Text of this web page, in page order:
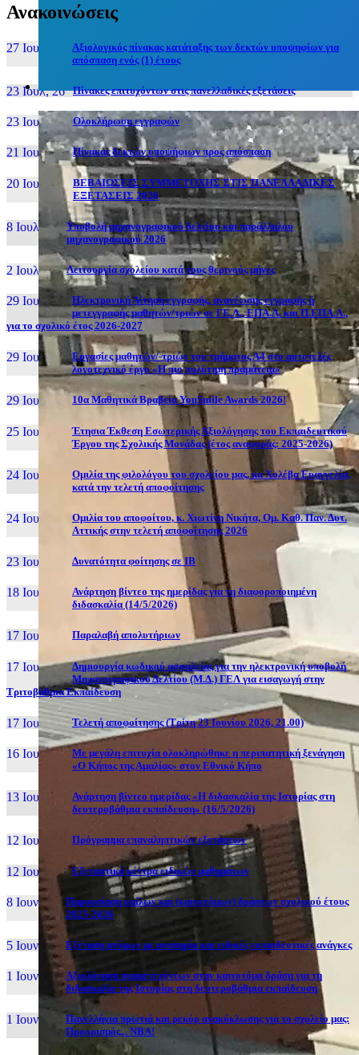
Ανακοινώσεις
27 Ιουν, 26
Αξιολογικός πίνακας κατάταξης των δεκτών υποψηφίων για
απόσπαση ενός (1) έτους
23 Ιουλ, 26 Πίνακες επιτυχόντων στις πανελλαδικές εξετάσεις
23 Ιουλ, 26 Ολοκλήρωση εγγραφών
21 Ιουλ, 26 Πίνακας δεκτών υποψήφιων προς απόσπαση
20 Ιουλ, 26
ΒΕΒΑΙΩΣΕΙΣ ΣΥΜΜΕΤΟΧΗΣ ΣΤΙΣ ΠΑΝΕΛΛΑΔΙΚΕΣ
ΕΞΕΤΑΣΕΙΣ 2026
8 Ιουλ, 26
Υποβολή μηχανογραφικού δελτίου και παράλληλου
μηχανογραφικού 2026
2 Ιουλ, 26 Λειτουργία σχολείου κατά τους θερινούς μήνες
29 Ιουν, 26
Ηλεκτρονική Αίτηση εγγραφής, ανανέωσης εγγραφής ή
μετεγγραφής μαθητών/τριών σε ΓΕ.Λ., ΕΠΑ.Λ. και Π.ΕΠΑ.Λ.,
για το σχολικό έτος 2026-2027
29 Ιουν, 26
Εργασίες μαθητών/-τριών του τμήματος Α4 στο αυτοτελές
λογοτεχνικό έργο «Η πιο πολύτιμη πραμάτεια»
29 Ιουν, 26 10α Μαθητικά Βραβεία YouSmile Awards 2026!
25 Ιουν, 26
Έτησια Έκθεση Εσωτερικής Αξιολόγησης του Εκπαιδευτικού
Έργου της Σχολικής Μονάδας (έτος αναφοράς: 2025-2026)
24 Ιουν, 26
Ομιλία της φιλολόγου του σχολείου μας, κα Χολέβα Ευαγγελία,
κατά την τελετή αποφοίτησης
24 Ιουν, 26
Ομιλία του αποφοίτου, κ. Χιωτίνη Νικήτα, Ομ. Καθ. Παν. Δυτ.
Αττικής στην τελετή αποφοίτησης 2026
23 Ιουν, 26 Δυνατότητα φοίτησης σε ΙΒ
18 Ιουν, 26
Ανάρτηση βίντεο της ημερίδας για τη διαφοροποιημένη
διδασκαλία (14/5/2026)
17 Ιουν, 26 Παραλαβή απολυτήριων
17 Ιουν, 26
Δημιουργία κωδικού ασφαλείας για την ηλεκτρονική υποβολή
Μηχανογραφικού Δελτίου (Μ.Δ.) ΓΕΛ για εισαγωγή στην
Τριτοβάθμια Εκπαίδευση
17 Ιουν, 26 Τελετή αποφοίτησης (Τρίτη 23 Ιουνίου 2026, 21.00)
16 Ιουν, 26
Με μεγάλη επιτυχία ολοκληρώθηκε η περιπατητική ξενάγηση
«Ο Κήπος της Αμαλίας» στον Εθνικό Κήπο
13 Ιουν, 26
Ανάρτηση βίντεο ημερίδας «Η διδασκαλία της Ιστορίας στη
δευτεροβάθμια εκπαίδευση» (16/5/2026)
12 Ιουν, 26 Πρόγραμμα επαναληπτικών εξετάσεων
12 Ιουν, 26 Εξεταστικά κέντρα ειδικών μαθημάτων
8 Ιουν, 26
Παρουσίαση ομίλων και (καινοτόμων) δράσεων σχολικού έτους
2025-2026
5 Ιουν, 26 Εξέταση ατόμων με αναπηρία και ειδικές εκπαιδευτικές ανάγκες
1 Ιουν, 26
Αξιολόγηση συμμετεχόντων στην καινοτόμα δράση για τη
διδασκαλία της Ιστορίας στη δευτεροβάθμια εκπαίδευση
1 Ιουν, 26
Πανελλήνια πρωτιά και ρεκόρ ανακύκλωσης για το σχολείο μας:
Προορισμός... NBA!